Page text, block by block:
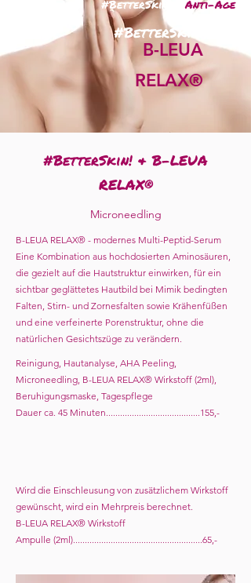
#BetterSkin!
B-LEUA
RELAX®
#BetterSkin! &Anti-Age
#BetterSkin! & B-LEUA
RELAX®
Microneedling
B-LEUA RELAX® - modernes Multi-Peptid-Serum
Eine Kombination aus hochdosierten Aminosäuren,
die gezielt auf die Hautstruktur einwirken, für ein
sichtbar geglättetes Hautbild bei Mimik bedingten
Falten, Stirn- und Zornesfalten sowie Krähenfüßen
und eine verfeinerte Porenstruktur, ohne die
natürlichen Gesichtszüge zu verändern.
Reinigung, Hautanalyse, AHA Peeling,
Microneedling, B-LEUA RELAX® Wirkstoff (2ml),
Beruhigungsmaske, Tagespflege
Dauer ca. 45 Minuten........................................155,-
Wird die Einschleusung von zusätzlichem Wirkstoff
gewünscht, wird ein Mehrpreis berechnet.
B-LEUA RELAX® Wirkstoff
Ampulle (2ml).......................................................65,-